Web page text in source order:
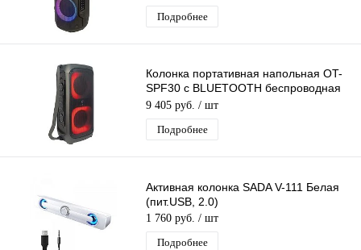
Подробнее
Колонка портативная напольная OT-
SPF30 с BLUETOOTH беспроводная
(TF, USB, FM, AUX)
9 405 руб. / шт
Подробнее
Активная колонка SADA V-111 Белая
(пит.USB, 2.0)
1 760 руб. / шт
Подробнее